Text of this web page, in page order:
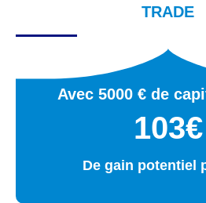
TRADE
Avec 5000 € de
103€
De gain potentiel